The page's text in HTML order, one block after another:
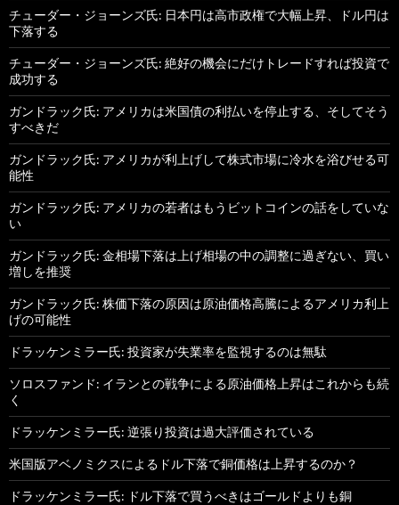
チューダー・ジョーンズ氏: 日本円は高市政権で大幅上昇、ドル円は
下落する
チューダー・ジョーンズ氏: 絶好の機会にだけトレードすれば投資で
成功する
ガンドラック氏: アメリカは米国債の利払いを停止する、そしてそう
すべきだ
ガンドラック氏: アメリカが利上げして株式市場に冷水を浴びせる可
能性
ガンドラック氏: アメリカの若者はもうビットコインの話をしていな
い
ガンドラック氏: 金相場下落は上げ相場の中の調整に過ぎない、買い
増しを推奨
ガンドラック氏: 株価下落の原因は原油価格高騰によるアメリカ利上
げの可能性
ドラッケンミラー氏: 投資家が失業率を監視するのは無駄
ソロスファンド: イランとの戦争による原油価格上昇はこれからも続
く
ドラッケンミラー氏: 逆張り投資は過大評価されている
米国版アベノミクスによるドル下落で銅価格は上昇するのか？
ドラッケンミラー氏: ドル下落で買うべきはゴールドよりも銅